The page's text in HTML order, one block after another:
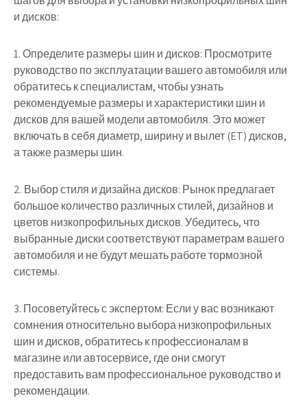
и дисков:
1. Определите размеры шин и дисков: Просмотрите
руководство по эксплуатации вашего автомобиля или
обратитесь к специалистам, чтобы узнать
рекомендуемые размеры и характеристики шин и
дисков для вашей модели автомобиля. Это может
включать в себя диаметр, ширину и вылет (ET) дисков,
а также размеры шин.
2. Выбор стиля и дизайна дисков: Рынок предлагает
большое количество различных стилей, дизайнов и
цветов низкопрофильных дисков. Убедитесь, что
выбранные диски соответствуют параметрам вашего
автомобиля и не будут мешать работе тормозной
системы.
3. Посоветуйтесь с экспертом: Если у вас возникают
сомнения относительно выбора низкопрофильных
шин и дисков, обратитесь к профессионалам в
магазине или автосервисе, где они смогут
предоставить вам профессиональное руководство и
рекомендации.